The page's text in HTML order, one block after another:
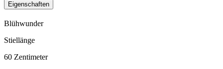
Eigenschaften
Blühwunder
Stiellänge
60 Zentimeter